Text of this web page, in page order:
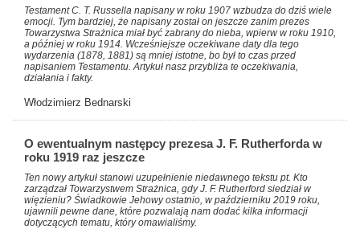
Testament C. T. Russella napisany w roku 1907 wzbudza do dziś wiele
emocji. Tym bardziej, że napisany został on jeszcze zanim prezes
Towarzystwa Strażnica miał być zabrany do nieba, wpierw w roku 1910,
a później w roku 1914. Wcześniejsze oczekiwane daty dla tego
wydarzenia (1878, 1881) są mniej istotne, bo był to czas przed
napisaniem Testamentu. Artykuł nasz przybliża te oczekiwania,
działania i fakty.
Włodzimierz Bednarski
O ewentualnym następcy prezesa J. F. Rutherforda w
roku 1919 raz jeszcze
Ten nowy artykuł stanowi uzupełnienie niedawnego tekstu pt. Kto
zarządzał Towarzystwem Strażnica, gdy J. F. Rutherford siedział w
więzieniu? Świadkowie Jehowy ostatnio, w październiku 2019 roku,
ujawnili pewne dane, które pozwalają nam dodać kilka informacji
dotyczących tematu, który omawialiśmy.